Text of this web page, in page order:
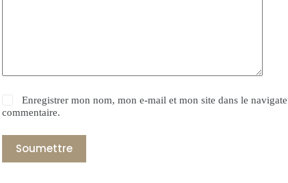
Enregistrer mon nom, mon e-mail et mon site dans le
commentaire.
Soumettre